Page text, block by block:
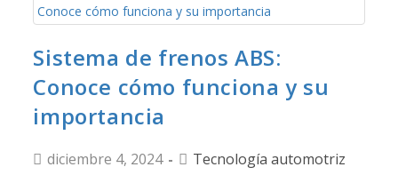
Sistema de frenos ABS:
Conoce cómo funciona y su
importancia
diciembre 4, 2024 Tecnología automotriz